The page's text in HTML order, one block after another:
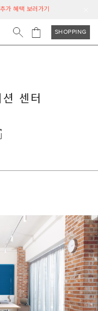
가 혜택 보러가기
SHOPPING
센터